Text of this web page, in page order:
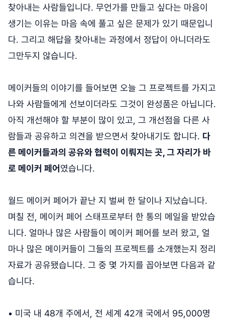
찾아내는 사람들입니다. 무언가를 만들고 싶다는 마음이
생기는 이유는 마음 속에 풀고 싶은 문제가 있기 때문입니
다. 그리고 해답을 찾아내는 과정에서 정답이 아니더라도
그만두지 않습니다.
메이커들의 이야기를 들어보면 오늘 그 프로젝트를 가지고
나와 사람들에게 선보이더라도 그것이 완성품은 아닙니다.
아직 개선해야 할 부분이 많이 있고, 그 개선점을 다른 사
람들과 공유하고 의견을 받으면서 찾아내기도 합니다. 다
른 메이커들과의 공유와 협력이 이뤄지는 곳, 그 자리가 바
로 메이커 페어였습니다.
월드 메이커 페어가 끝난 지 벌써 한 달이나 지났습니다.
며칠 전, 메이커 페어 스태프로부터 한 통의 메일을 받았습
니다. 얼마나 많은 사람들이 메이커 페어를 보러 왔고, 얼
마나 많은 메이커들이 그들의 프로젝트를 소개했는지 정리
자료가 공유됐습니다. 그 중 몇 가지를 꼽아보면 다음과 같
습니다.
• 미국 내 48개 주에서, 전 세계 42개 국에서 95,000명